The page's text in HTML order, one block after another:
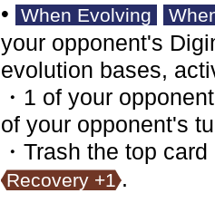
• When Evolving
your opponent's
evolution bases,
・1 of your
of your opponent's
・Trash the top
Recovery +1 .